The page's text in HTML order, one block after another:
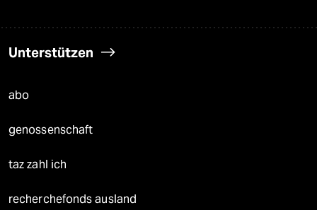
Unterstützen
abo
genossenschaft
taz zahl ich
recherchefonds ausland